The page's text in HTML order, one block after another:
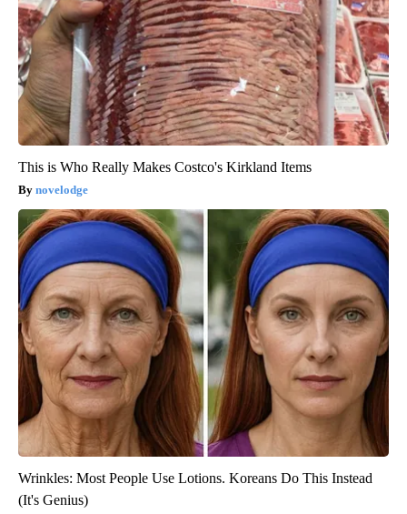
This is Who Really Makes Costco's Kirkland Items
novelodge
Wrinkles: Most People Use Lotions. Koreans Do This Instead
(It's Genius)